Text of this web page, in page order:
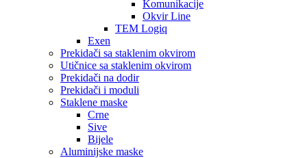
Komunikacije
Okvir Line
TEM Logiq
Exen
Prekidači sa staklenim okvirom
Utičnice sa staklenim okvirom
Prekidači na dodir
Prekidači i moduli
Staklene maske
Crne
Sive
Bijele
Aluminijske maske